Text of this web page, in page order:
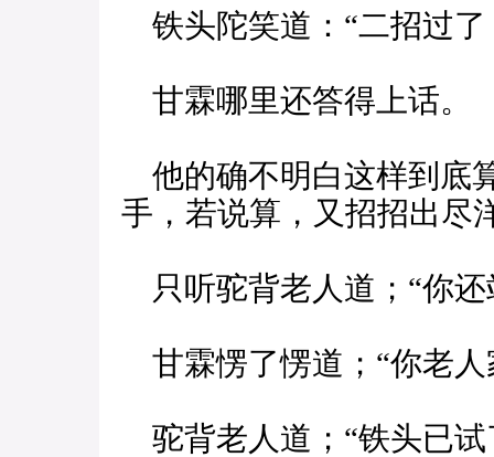
铁头陀笑道：“二招过了
甘霖哪里还答得上话。
他的确不明白这样到底
手，若说算，又招招出尽
只听驼背老人道；“你还
甘霖愣了愣道；“你老人
驼背老人道；“铁头已